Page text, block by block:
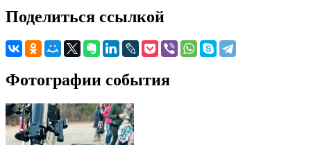
Поделиться ссылкой
Фотографии события